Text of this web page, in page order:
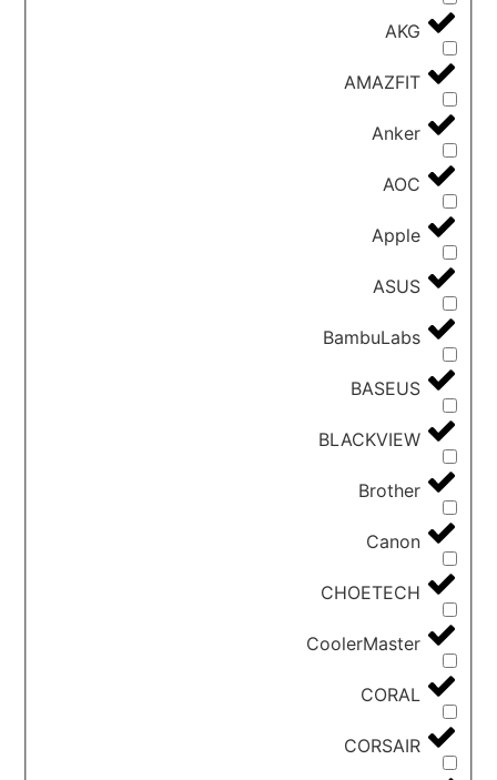
AKG
AMAZFIT
Anker
AOC
Apple
ASUS
BambuLabs
BASEUS
BLACKVIEW
Brother
Canon
CHOETECH
CoolerMaster
CORAL
CORSAIR